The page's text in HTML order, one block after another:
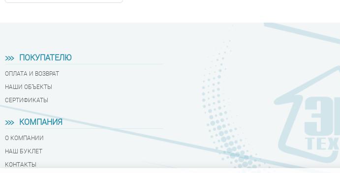
ПОКУПАТЕЛЮ
ОПЛАТА И ВОЗВРАТ
НАШИ ОБЪЕКТЫ
СЕРТИФИКАТЫ
КОМПАНИЯ
О КОМПАНИИ
НАШ БУКЛЕТ
КОНТАКТЫ